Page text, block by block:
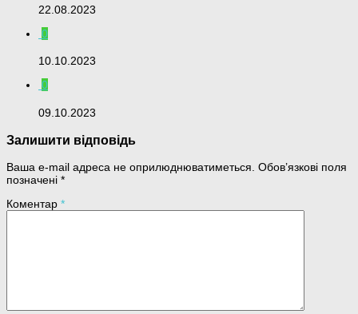
22.08.2023
0
10.10.2023
0
09.10.2023
Залишити відповідь
Ваша e-mail адреса не оприлюднюватиметься. Обов’язкові поля
позначені *
Коментар *